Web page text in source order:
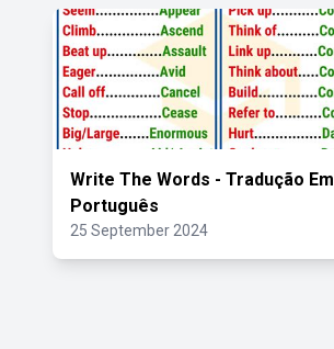
Write The Words - Tradução Em
Português
25 September 2024